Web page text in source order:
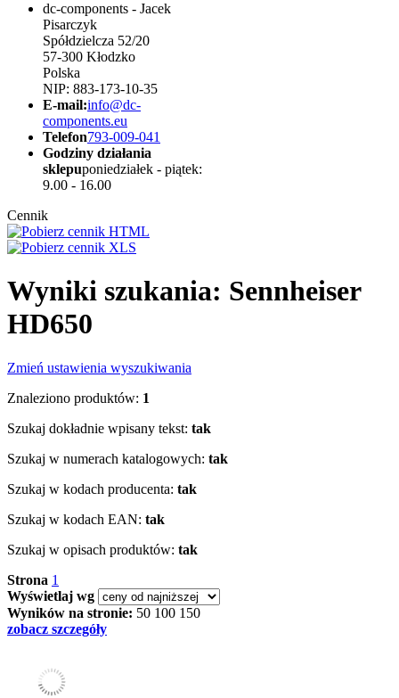
dc-components - Jacek
Pisarczyk
Spółdzielcza 52/20
57-300 Kłodzko
Polska
NIP: 883-173-10-35
E-mail:info@dc-
components.eu
Telefon793-009-041
Godziny działania
sklepuponiedziałek - piątek:
9.00 - 16.00
Cennik
Wyniki szukania: Sennheiser
HD650
Zmień ustawienia wyszukiwania
Znaleziono produktów: 1
Szukaj dokładnie wpisany tekst: tak
Szukaj w numerach katalogowych: tak
Szukaj w kodach producenta: tak
Szukaj w kodach EAN: tak
Szukaj w opisach produktów: tak
Strona 1
Wyświetlaj wg
Wyników na stronie: 50 100 150
zobacz szczegóły